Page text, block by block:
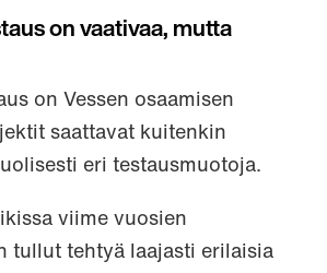
on vaativaa, mutta
on Vessen osaamisen
saattavat kuitenkin
eri testausmuotoja.
viime vuosien
tullut tehtyä laajasti erilaisia